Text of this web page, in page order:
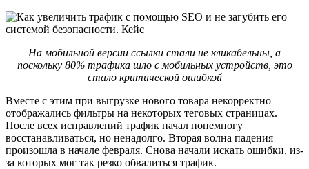
На мобильной версии ссылки стали не кликабельны, а
поскольку 80% трафика шло с мобильных устройств, это
стало критической ошибкой
Вместе с этим при выгрузке нового товара некорректно
отображались фильтры на некоторых теговых страницах.
После всех исправлений трафик начал понемногу
восстанавливаться, но ненадолго. Вторая волна падения
произошла в начале февраля. Снова начали искать ошибки, из-
за которых мог так резко обвалиться трафик.